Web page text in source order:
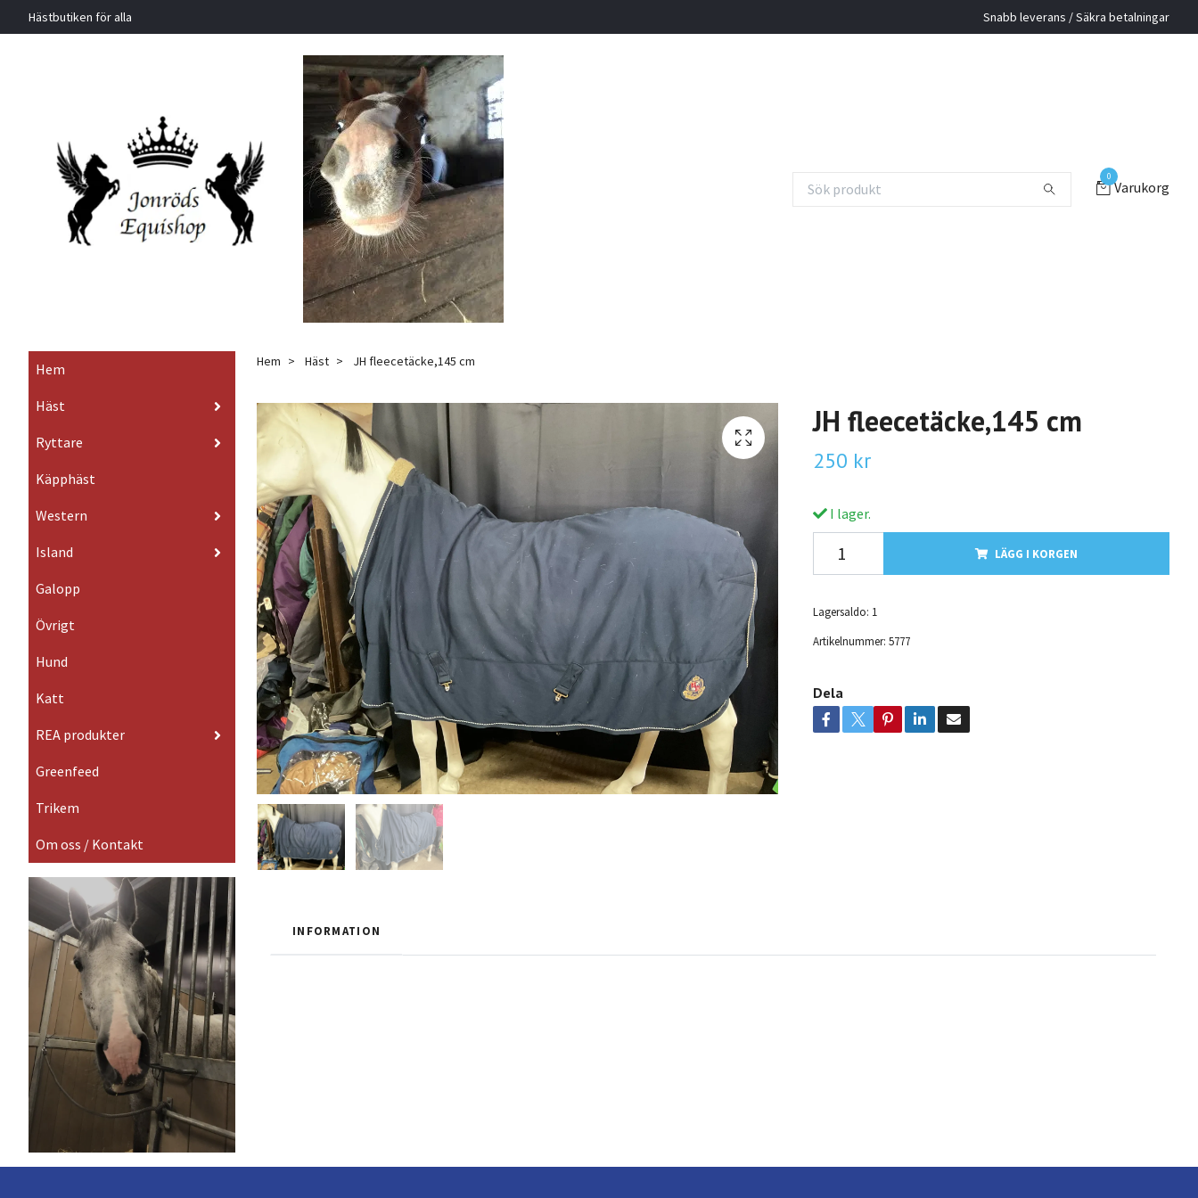
Hästbutiken för alla Snabb leverans / Säkra betalningar
0
Varukorg
Hem
Häst
Ryttare
Käpphäst
Western
Island
Galopp
Övrigt
Hund
Katt
REA produkter
Greenfeed
Trikem
Om oss / Kontakt
Hem Häst JH fleecetäcke,145 cm
JH fleecetäcke,145 cm
250 kr
I lager.
LÄGG I KORGEN
Lagersaldo: 1
Artikelnummer: 5777
Dela
INFORMATION